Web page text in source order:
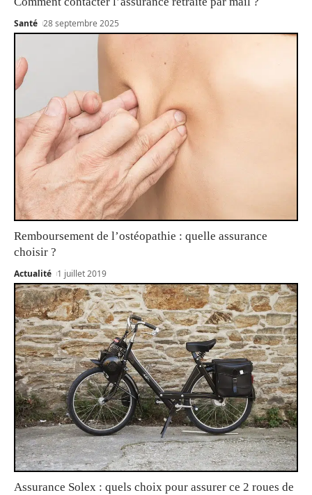
Santé 28 septembre 2025
Remboursement de l’ostéopathie : quelle assurance
choisir ?
Actualité 1 juillet 2019
Assurance Solex : quels choix pour assurer ce 2 roues de